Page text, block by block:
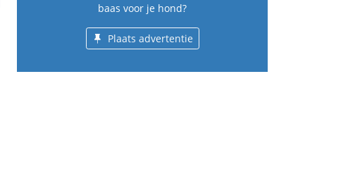
baas voor je hond?
Plaats advertentie